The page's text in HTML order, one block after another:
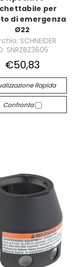
per
di emergenza
Ø22
SCHNEIDER
SNRZBZ3605
€50,83
Rapida
Confronta